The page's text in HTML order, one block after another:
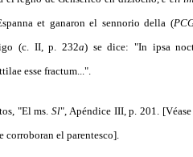
et ganaron el sennorio della (
(c. II, p. 232a) se dice: "In ipsa
esse fractum...".
"El ms.Sl", Apéndice III, p. 201.
el parentesco].